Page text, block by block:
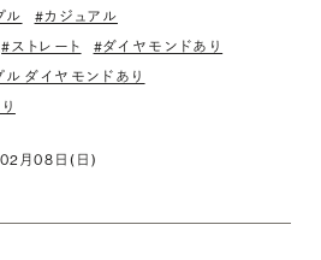
ル
#カジュアル
#ストレート
#ダイヤモンドあり
ル ダイヤモンドあり
月08日(日)